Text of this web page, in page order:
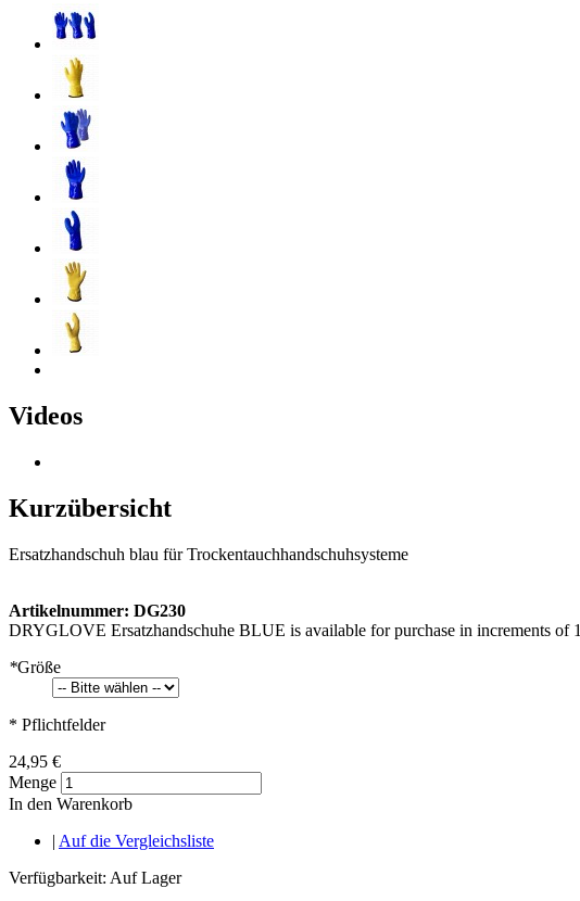
Videos
Kurzübersicht
Ersatzhandschuh blau für Trockentauchhandschuhsysteme
Artikelnummer: DG230
DRYGLOVE Ersatzhandschuhe BLUE is available for purchase in increments of 1
*Größe
* Pflichtfelder
24,95 €
Menge
In den Warenkorb
| Auf die Vergleichsliste
Verfügbarkeit: Auf Lager